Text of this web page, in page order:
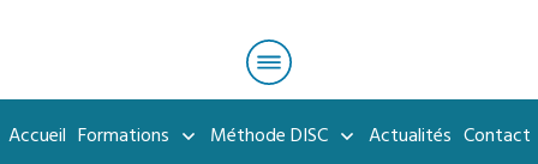
Accueil Formations Méthode DISC Actualités Contact